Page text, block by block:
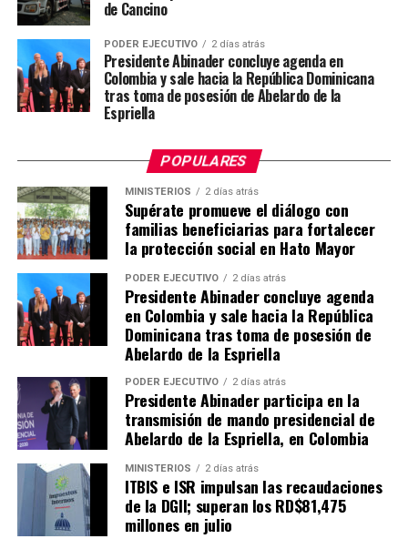
de Cancino
PODER EJECUTIVO 2 días atrás
Presidente Abinader concluye agenda en
Colombia y sale hacia la República Dominicana
tras toma de posesión de Abelardo de la
Espriella
POPULARES
MINISTERIOS 2 días atrás
Supérate promueve el diálogo con
familias beneficiarias para fortalecer
la protección social en Hato Mayor
PODER EJECUTIVO 2 días atrás
Presidente Abinader concluye agenda
en Colombia y sale hacia la República
Dominicana tras toma de posesión de
Abelardo de la Espriella
PODER EJECUTIVO 2 días atrás
Presidente Abinader participa en la
transmisión de mando presidencial de
Abelardo de la Espriella, en Colombia
MINISTERIOS 2 días atrás
ITBIS e ISR impulsan las recaudaciones
de la DGII; superan los RD$81,475
millones en julio